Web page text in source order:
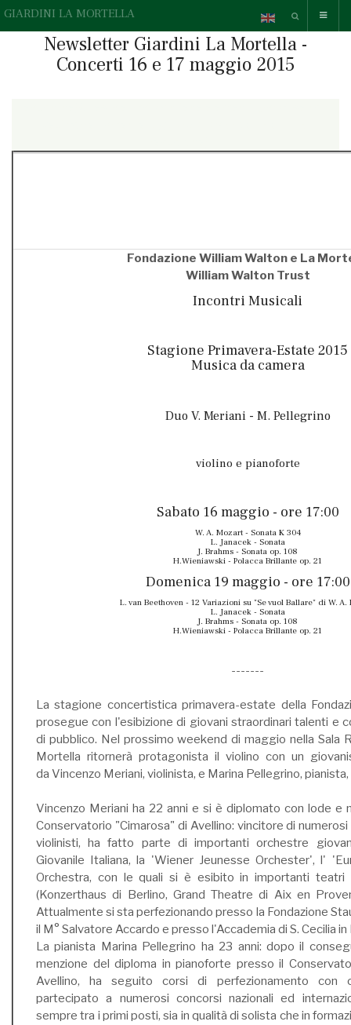
GIARDINI LA MORTELLA
Newsletter Giardini La Mortella -
Concerti 16 e 17 maggio 2015
Fondazione William Walton e La
William Walton Trust
Incontri Musicali
Stagione Primavera-Estate 2015
Musica da camera
Duo V. Meriani - M. Pellegrino
violino e pianoforte
Sabato 16 maggio - ore 17:00
W. A. Mozart - Sonata K 304
L. Janacek - Sonata
J. Brahms - Sonata op. 108
H.Wieniawski - Polacca Brillante op. 21
Domenica 19 maggio - ore 17:00
L. van Beethoven - 12 Variazioni su "Se vuol Ballare" di W. A.
L. Janacek - Sonata
J. Brahms - Sonata op. 108
H.Wieniawski - Polacca Brillante op. 21
-------
La stagione concertistica primavera-estate della
prosegue con l'esibizione di giovani straordinari talenti e
di pubblico. Nel prossimo weekend di maggio nella Sala
Mortella ritornerà protagonista il violino con un
da Vincenzo Meriani, violinista, e Marina Pellegrino,
Vincenzo Meriani ha 22 anni e si è diplomato con lode e
Conservatorio "Cimarosa" di Avellino: vincitore di
violinisti, ha fatto parte di importanti orchestre
Giovanile Italiana, la 'Wiener Jeunesse Orchester', l'
Orchestra, con le quali si è esibito in importanti teatri
(Konzerthaus di Berlino, Grand Theatre di Aix en
Attualmente si sta perfezionando presso la Fondazione
il M° Salvatore Accardo e presso l'Accademia di S. Cecilia in
La pianista Marina Pellegrino ha 23 anni: dopo il
menzione del diploma in pianoforte presso il
Avellino, ha seguito corsi di perfezionamento con
partecipato a numerosi concorsi nazionali ed
sempre tra i primi posti, sia in qualità di solista che in